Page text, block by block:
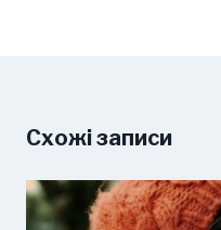
Схожі записи